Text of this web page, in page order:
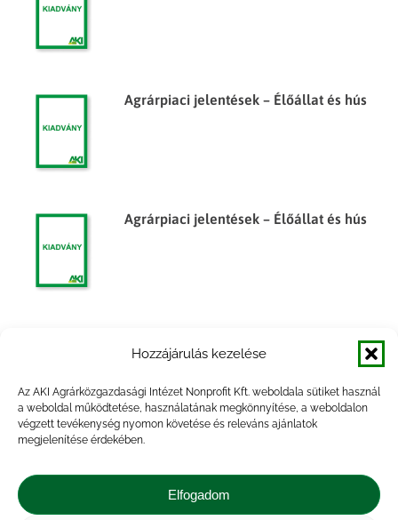
Hozzájárulás kezelése
Az AKI Agrárközgazdasági Intézet Nonprofit Kft. weboldala sütiket használ
a weboldal működtetése, használatának megkönnyítése, a weboldalon
végzett tevékenység nyomon követése és releváns ajánlatok
megjelenítése érdekében.
Elfogadom
Agrárpiaci jelentések – Élőállat és hús
Agrárpiaci jelentések – Élőállat és hús
Agrárpiaci jelentések – Élőállat és hús
hónap